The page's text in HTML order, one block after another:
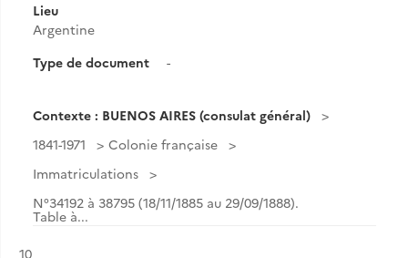
Lieu
Argentine
Type de document
-
Contexte : BUENOS AIRES (consulat général)
1841-1971
Colonie française
Immatriculations
N°34192 à 38795 (18/11/1885 au 29/09/1888).
Table à...
Résultat n°
10